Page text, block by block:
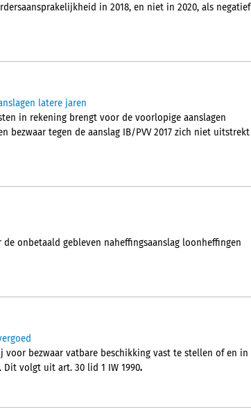
in 2018, en niet in 2020, als negatief
latere jaren
in rekening brengt voor de voorlopige aanslagen
bezwaar tegen de aanslag IB/PVV 2017 zich niet uitstrekt
onbetaald gebleven naheffingsaanslag loonheffingen
bezwaar vatbare beschikking vast te stellen of en in
Dit volgt uit art. 30 lid 1 IW 1990.